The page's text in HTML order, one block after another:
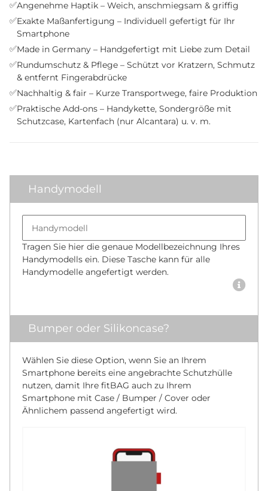
✅Angenehme Haptik – Weich, anschmiegsam & griffig
✅Exakte Maßanfertigung – Individuell gefertigt für Ihr
Smartphone
✅Made in Germany – Handgefertigt mit Liebe zum Detail
✅Rundumschutz & Pflege – Schützt vor Kratzern, Schmutz
& entfernt Fingerabdrücke
✅Nachhaltig & fair – Kurze Transportwege, faire Produktion
✅Praktische Add-ons – Handykette, Sondergröße mit
Schutzcase, Kartenfach (nur Alcantara) u. v. m.
Handymodell
Tragen Sie hier die genaue Modellbezeichnung Ihres
Handymodells ein. Diese Tasche kann für alle
Handymodelle angefertigt werden.
Bumper oder Silikoncase?
Wählen Sie diese Option, wenn Sie an Ihrem
Smartphone bereits eine angebrachte Schutzhülle
nutzen, damit Ihre fitBAG auch zu Ihrem
Smartphone mit Case / Bumper / Cover oder
Ähnlichem passend angefertigt wird.